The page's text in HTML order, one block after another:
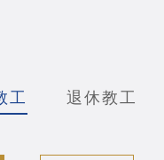
工 退休教工